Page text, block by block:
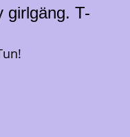
girlgäng. T-